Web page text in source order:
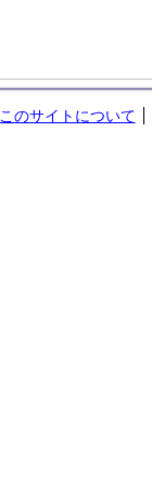
このサイトについて